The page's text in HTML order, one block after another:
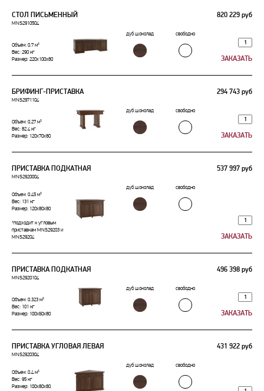
СТОЛ ПИСЬМЕННЫЙ 820 229 руб
MNS2910504
дуб шоколад
свободно
Объем: 0.7 м³
Вес: 290 кг
Размер: 220x100x80
БРИФИНГ-ПРИСТАВКА 294 743 руб
MNS2971104
дуб шоколад
свободно
Объем: 0.27 м³
Вес: 82.4 кг
Размер: 120x70x80
ПРИСТАВКА ПОДКАТНАЯ 537 997 руб
MNS2920004
дуб шоколад
свободно
Объем: 0.45 м³
Вес: 131 кг
Размер: 120x80x80
*подходит к угловым
приставкам MNS29203 и
MNS29204
ПРИСТАВКА ПОДКАТНАЯ 496 398 руб
MNS2920104
дуб шоколад
свободно
Объем: 0.323 м³
Вес: 101 кг
Размер: 100x60x80
ПРИСТАВКА УГЛОВАЯ ЛЕВАЯ 431 922 руб
MNS2920304
дуб шоколад
свободно
Объем: 0.4 м³
Вес: 95 кг
Размер: 100x80x80